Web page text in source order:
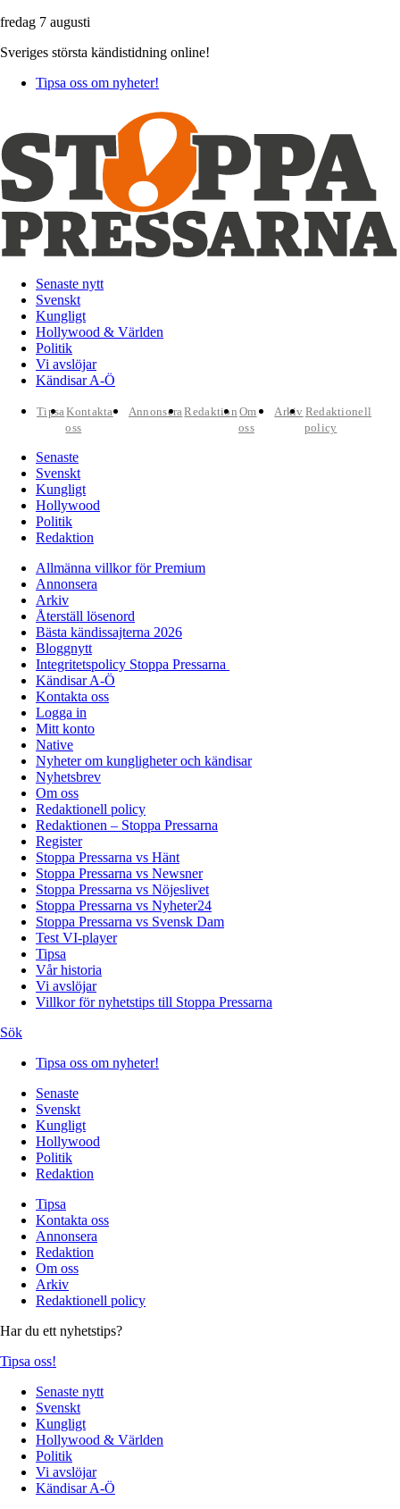
fredag 7 augusti
Sveriges största kändistidning online!
Tipsa oss om nyheter!
Senaste nytt
Svenskt
Kungligt
Hollywood & Världen
Politik
Vi avslöjar
Kändisar A-Ö
TipsaKontakta
oss
AnnonseraRedaktion Om
oss
Arkiv Redaktionell
policy
Senaste
Svenskt
Kungligt
Hollywood
Politik
Redaktion
Allmänna villkor för Premium
Annonsera
Arkiv
Återställ lösenord
Bästa kändissajterna 2026
Bloggnytt
Integritetspolicy Stoppa Pressarna
Kändisar A-Ö
Kontakta oss
Logga in
Mitt konto
Native
Nyheter om kungligheter och kändisar
Nyhetsbrev
Om oss
Redaktionell policy
Redaktionen – Stoppa Pressarna
Register
Stoppa Pressarna vs Hänt
Stoppa Pressarna vs Newsner
Stoppa Pressarna vs Nöjeslivet
Stoppa Pressarna vs Nyheter24
Stoppa Pressarna vs Svensk Dam
Test VI-player
Tipsa
Vår historia
Vi avslöjar
Villkor för nyhetstips till Stoppa Pressarna
Sök
Tipsa oss om nyheter!
Senaste
Svenskt
Kungligt
Hollywood
Politik
Redaktion
Tipsa
Kontakta oss
Annonsera
Redaktion
Om oss
Arkiv
Redaktionell policy
Har du ett nyhetstips?
Tipsa oss!
Senaste nytt
Svenskt
Kungligt
Hollywood & Världen
Politik
Vi avslöjar
Kändisar A-Ö